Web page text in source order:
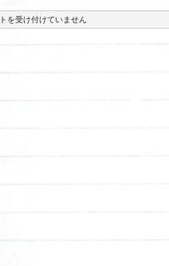
を受け付けていません